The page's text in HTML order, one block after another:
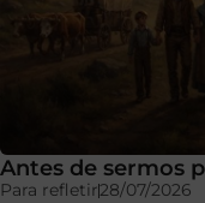
Antes de sermos
Para refletir28/07/2026